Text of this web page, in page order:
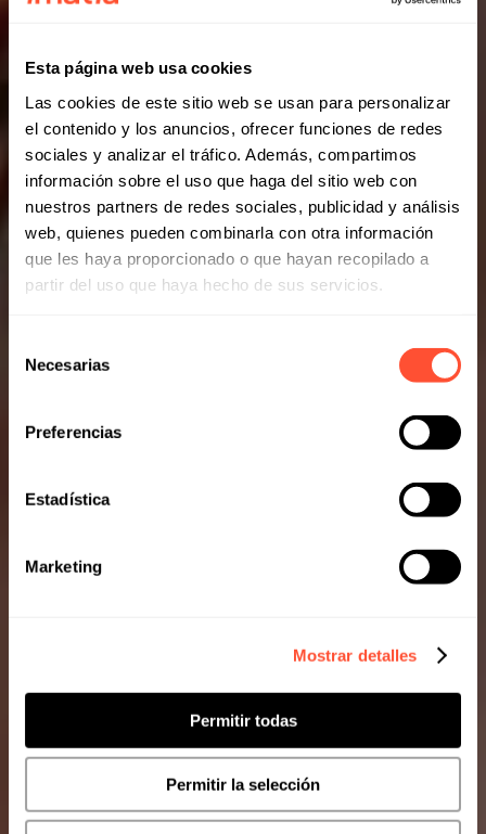
Esta página web usa cookies
Las cookies de este sitio web se usan para personalizar
el contenido y los anuncios, ofrecer funciones de redes
sociales y analizar el tráfico. Además, compartimos
información sobre el uso que haga del sitio web con
nuestros partners de redes sociales, publicidad y análisis
web, quienes pueden combinarla con otra información
que les haya proporcionado o que hayan recopilado a
partir del uso que haya hecho de sus servicios.
Necesarias
Preferencias
Estadística
Marketing
Mostrar detalles
Permitir todas
Permitir la selección